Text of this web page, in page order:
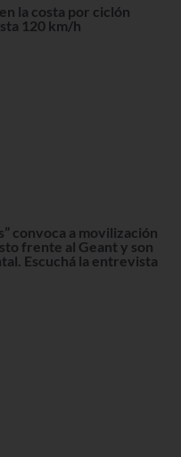
la costa por ciclón
120 km/h
convoca a movilización
frente al Geant y son
Escuchá la entrevista